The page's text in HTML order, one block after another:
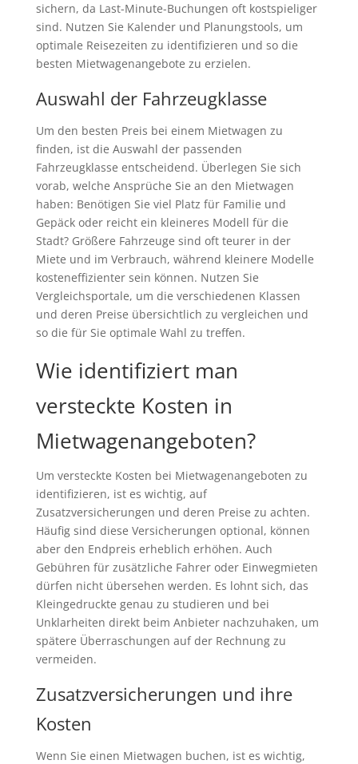
sichern, da Last-Minute-Buchungen oft kostspieliger
sind. Nutzen Sie Kalender und Planungstools, um
optimale Reisezeiten zu identifizieren und so die
besten Mietwagenangebote zu erzielen.
Auswahl der Fahrzeugklasse
Um den besten Preis bei einem Mietwagen zu
finden, ist die Auswahl der passenden
Fahrzeugklasse entscheidend. Überlegen Sie sich
vorab, welche Ansprüche Sie an den Mietwagen
haben: Benötigen Sie viel Platz für Familie und
Gepäck oder reicht ein kleineres Modell für die
Stadt? Größere Fahrzeuge sind oft teurer in der
Miete und im Verbrauch, während kleinere Modelle
kosteneffizienter sein können. Nutzen Sie
Vergleichsportale, um die verschiedenen Klassen
und deren Preise übersichtlich zu vergleichen und
so die für Sie optimale Wahl zu treffen.
Wie identifiziert man
versteckte Kosten in
Mietwagenangeboten?
Um versteckte Kosten bei Mietwagenangeboten zu
identifizieren, ist es wichtig, auf
Zusatzversicherungen und deren Preise zu achten.
Häufig sind diese Versicherungen optional, können
aber den Endpreis erheblich erhöhen. Auch
Gebühren für zusätzliche Fahrer oder Einwegmieten
dürfen nicht übersehen werden. Es lohnt sich, das
Kleingedruckte genau zu studieren und bei
Unklarheiten direkt beim Anbieter nachzuhaken, um
spätere Überraschungen auf der Rechnung zu
vermeiden.
Zusatzversicherungen und ihre
Kosten
Wenn Sie einen Mietwagen buchen, ist es wichtig,